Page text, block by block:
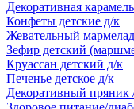
Декоративная
Конфеты детские д/к
Жевательный
Зефир детский
Круассан детский д/к
Печенье детское д/к
Декоративный пряник